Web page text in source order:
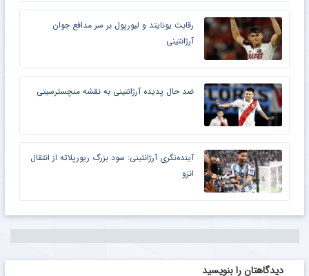
رقابت یونایتد و لیورپول بر سر مدافع جوان
آرژانتینی
ضد حال پدیده آرژانتینی به نقشه منچسترسیتی
آینده‌نگری آرژانتینی: سود بزرگ ریورپلاته از انتقال
انزو
دیدگاهتان را بنویسید